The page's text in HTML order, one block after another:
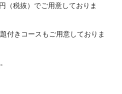
（税抜）でご用意しておりま
付きコースもご用意しておりま